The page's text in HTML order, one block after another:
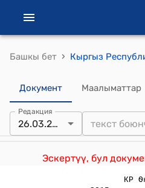
Башкы бет ›
Документ Маалыматтар
Редакция
26.03.2015
Эскертүү, бул